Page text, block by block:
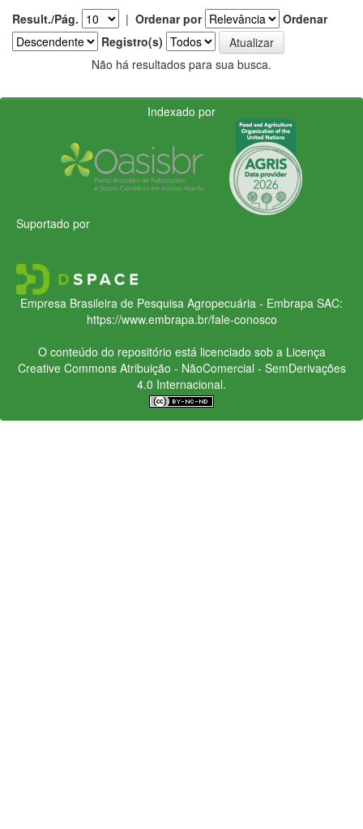
Result./Pág. | Ordenar por
Ordenar
Registro(s)
Não há resultados para sua busca.
Indexado por
Suportado por
Empresa Brasileira de Pesquisa Agropecuária - Embrapa SAC:
https://www.embrapa.br/fale-conosco
O conteúdo do repositório está licenciado sob a Licença
Creative CommonsAtribuição - NãoComercial - SemDerivações
4.0 Internacional.